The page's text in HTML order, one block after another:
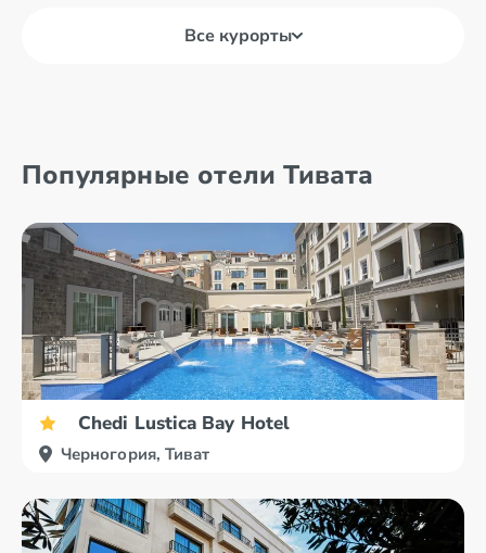
Все курорты
Бечичи Герцег Нови
Популярные отели Тивата
Chedi Lustica Bay Hotel
Черногория, Тиват